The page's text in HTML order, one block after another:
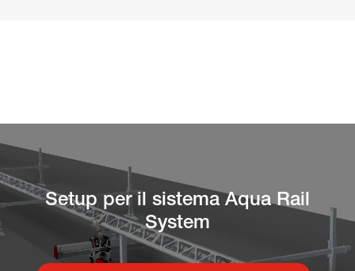
Setup per il sistema Aqua Rail
System